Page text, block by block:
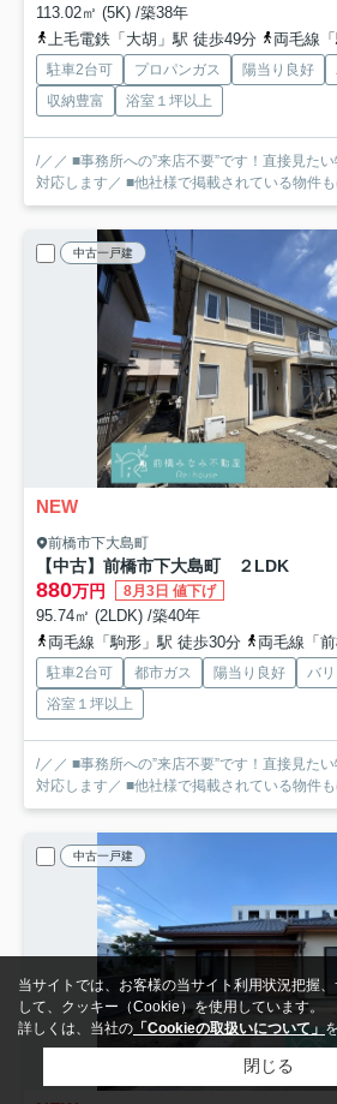
113.02㎡ (5K) /築38年
上毛電鉄「大胡」駅 徒歩49分
両毛線
駐車2台可 プロパンガス 陽当り良好
収納豊富
浴室１坪以上
/／／ ■事務所への”来店不要”です！直接見た
対応します／ ■他社様で掲載されている物件
中古一戸建
NEW
前橋市下大島町
【中古】前橋市下大島町 ２LDK
880万円 8月3日 値下げ
95.74㎡ (2LDK) /築40年
両毛線「駒形」駅 徒歩30分
両毛線「
駐車2台可 都市ガス 陽当り良好 バ
浴室１坪以上
/／／ ■事務所への”来店不要”です！直接見た
対応します／ ■他社様で掲載されている物件
中古一戸建
当サイトでは、お客様の当サイト利用状況把握
して、クッキー（Cookie）を使用しています。
詳しくは、当社の 「Cookieの取扱いについて」
閉じる